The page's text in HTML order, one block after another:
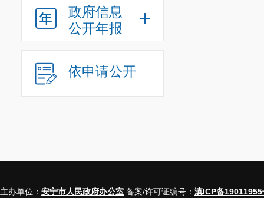
政府信息
公开年报
依申请公开
主办单位： 安宁市人民政府办公室 备案/许可证编号： 滇ICP备